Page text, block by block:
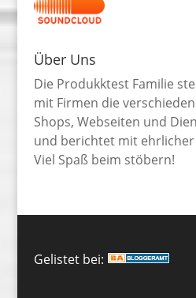
Über Uns
Die Produkktest Familie
mit Firmen die
Shops, Webseiten und
und berichtet mit
Viel Spaß beim stöbern!
Gelistet bei: